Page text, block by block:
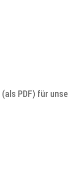
PDF) für unser